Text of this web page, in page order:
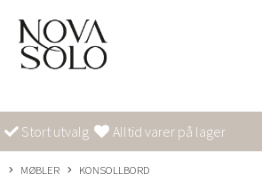
Stort utvalg Alltid varer på lager
MØBLER KONSOLLBORD